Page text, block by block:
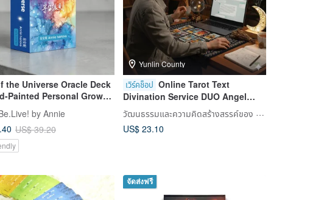
the Universe Oracle Deck
Painted Personal Growth
Cardsby Annie
US$ 39.20
Yunlin County
เวิร์คช็อป Online Tarot Text
Divination Service DUO Angel
Tarot Divination
วัฒนธรรมและความคิดสร้างสรรค์ของ DUO
US$ 23.10
จัดส่งฟรี